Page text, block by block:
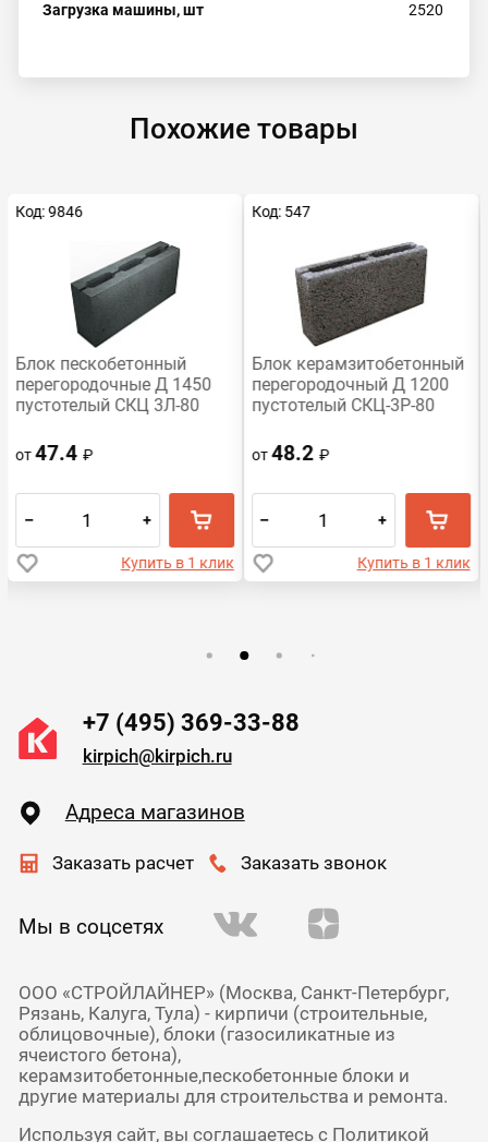
Загрузка машины, шт
2520
Похожие товары
Код: 9846
Блок пескобетонный
перегородочные Д 1450
пустотелый СКЦ 3Л-80
от47.4₽
– +
Купить в 1 клик
Код: 547
Блок керамзитобетонный
перегородочный Д 1200
пустотелый СКЦ-3Р-80
от48.2₽
– +
Купить в 1 клик
+7 (495) 369-33-88
kirpich@kirpich.ru
Адреса магазинов
Заказать расчет Заказать звонок
Мы в соцсетях
ООО «СТРОЙЛАЙНЕР» (Москва, Санкт-Петербург,
Рязань, Калуга, Тула) - кирпичи (строительные,
облицовочные), блоки (газосиликатные из
ячеистого бетона),
керамзитобетонные,пескобетонные блоки и
другие материалы для строительства и ремонта.
Используя сайт, вы соглашаетесь с Политикой